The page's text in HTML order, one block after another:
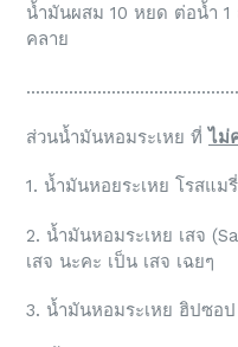
น้ำมันผสม 10 หยด ต่อน้ำ 1
คลาย
ส่วนน้ำมันหอมระเหย ที่ไม่
1. น้ำมันหอยระเหย โรสแ
2. น้ำมันหอมระเหย เสจ
เสจ นะคะ เป็น เสจ เฉยๆ
3. น้ำมันหอมระเหย ฮิปซอ